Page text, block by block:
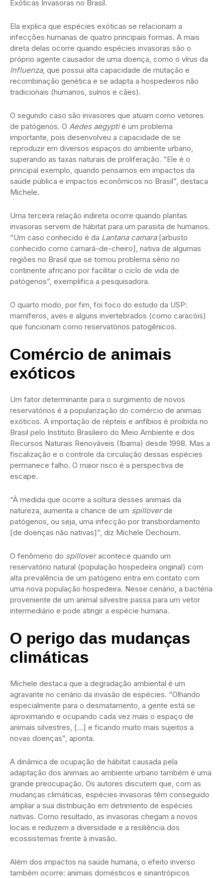
Exóticas Invasoras no Brasil.
Ela explica que espécies exóticas se relacionam a
infecções humanas de quatro principais formas. A mais
direta delas ocorre quando espécies invasoras são o
próprio agente causador de uma doença, como o vírus da
Influenza, que possui alta capacidade de mutação e
recombinação genética e se adapta a hospedeiros não
tradicionais (humanos, suínos e cães).
O segundo caso são invasores que atuam como vetores
de patógenos. O Aedes aegyptié um problema
importante, pois desenvolveu a capacidade de se
reproduzir em diversos espaços do ambiente urbano,
superando as taxas naturais de proliferação. “Ele é o
principal exemplo, quando pensamos em impactos da
saúde pública e impactos econômicos no Brasil”, destaca
Michele.
Uma terceira relação indireta ocorre quando plantas
invasoras servem de hábitat para um parasita de humanos.
“Um caso conhecido é da Lantana camara[arbusto
conhecido como camará-de-cheiro], nativa de algumas
regiões no Brasil que se tornou problema sério no
continente africano por facilitar o ciclo de vida de
patógenos”, exemplifica a pesquisadora.
O quarto modo, por fim, foi foco do estudo da USP:
mamíferos, aves e alguns invertebrados (como caracóis)
que funcionam como reservatórios patogênicos.
Comércio de animais
exóticos
Um fator determinante para o surgimento de novos
reservatórios é a popularização do comércio de animais
exóticos. A importação de répteis e anfíbios é proibida no
Brasil pelo Instituto Brasileiro do Meio Ambiente e dos
Recursos Naturais Renováveis (Ibama) desde 1998. Mas a
fiscalização e o controle da circulação dessas espécies
permanece falho. O maior risco é a perspectiva de
escape.
“À medida que ocorre a soltura desses animais da
natureza, aumenta a chance de um spilloverde
patógenos, ou seja, uma infecção por transbordamento
[de doenças não nativas]”, diz Michele Dechoum.
O fenômeno do spilloveracontece quando um
reservatório natural (população hospedeira original) com
alta prevalência de um patógeno entra em contato com
uma nova população hospedeira. Nesse cenário, a bactéria
proveniente de um animal silvestre passa para um vetor
intermediário e pode atingir a espécie humana.
O perigo das mudanças
climáticas
Michele destaca que a degradação ambiental é um
agravante no cenário da invasão de espécies. “Olhando
especialmente para o desmatamento, a gente está se
aproximando e ocupando cada vez mais o espaço de
animais silvestres, […] e ficando muito mais sujeitos a
novas doenças”, aponta.
A dinâmica de ocupação de hábitat causada pela
adaptação dos animais ao ambiente urbano também é uma
grande preocupação. Os autores discutem que, com as
mudanças climáticas, espécies invasoras têm conseguido
ampliar a sua distribuição em detrimento de espécies
nativas. Como resultado, as invasoras chegam a novos
locais e reduzem a diversidade e a resiliência dos
ecossistemas frente à invasão.
Além dos impactos na saúde humana, o efeito inverso
também ocorre: animais domésticos e sinantrópicos